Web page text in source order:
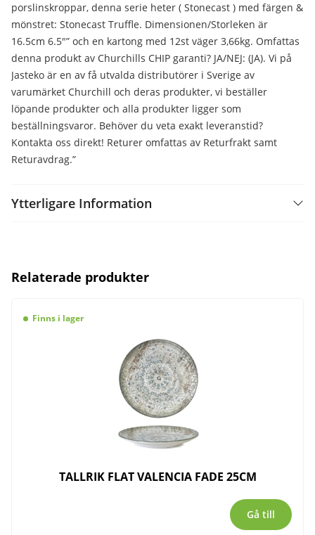
porslinskroppar, denna serie heter ( Stonecast ) med färgen &
mönstret: Stonecast Truffle. Dimensionen/Storleken är
16.5cm 6.5″” och en kartong med 12st väger 3,66kg. Omfattas
denna produkt av Churchills CHIP garanti? JA/NEJ: (JA). Vi på
Jasteko är en av få utvalda distributörer i Sverige av
varumärket Churchill och deras produkter, vi beställer
löpande produkter och alla produkter ligger som
beställningsvaror. Behöver du veta exakt leveranstid?
Kontakta oss direkt! Returer omfattas av Returfrakt samt
Returavdrag.”
Ytterligare Information
Relaterade produkter
Finns i lager
TALLRIK FLAT VALENCIA FADE 25CM
Gå till